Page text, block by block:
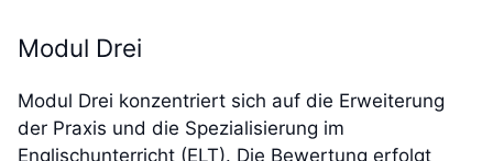
Modul Drei
Modul Drei konzentriert sich auf die Erweiterung
der Praxis und die Spezialisierung im
Englischunterricht (ELT). Die Bewertung erfolgt